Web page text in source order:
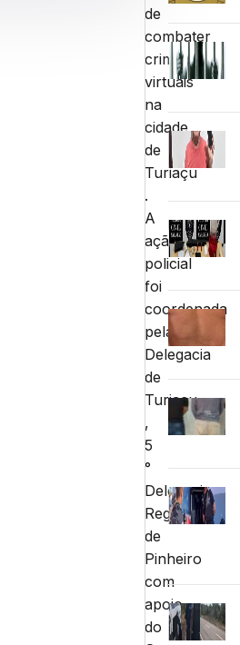
de
combater
crimes
virtuais
na
cidade
de
Turiaçu
.
A
ação
policial
foi
coordenada
pela
Delegacia
de
Turiaçu
,
5
°
Delegacia
Regional
de
Pinheiro
com
apoio
do